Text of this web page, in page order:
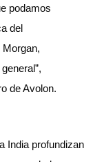
podamos
del
de Avolon.
India profundizan